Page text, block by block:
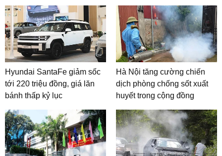
Hyundai SantaFe giảm sốc
tới 220 triệu đồng, giá lăn
bánh thấp kỷ lục
Hà Nội tăng cường chiến
dịch phòng chống sốt xuất
huyết trong cộng đồng